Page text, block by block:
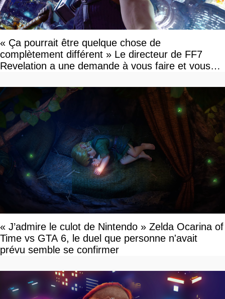
« Ça pourrait être quelque chose de
complètement différent » Le directeur de FF7
Revelation a une demande à vous faire et vous
« J’admire le culot de Nintendo » Zelda Ocarina of
Time vs GTA 6, le duel que personne n'avait
prévu semble se confirmer